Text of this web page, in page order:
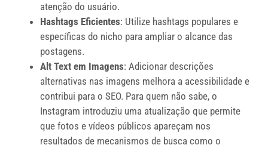
atenção do usuário.
Hashtags Eficientes: Utilize hashtags populares e
específicas do nicho para ampliar o alcance das
postagens.
Alt Text em Imagens: Adicionar descrições
alternativas nas imagens melhora a acessibilidade e
contribui para o SEO. Para quem não sabe, o
Instagram introduziu uma atualização que permite
que fotos e vídeos públicos apareçam nos
resultados de mecanismos de busca como o